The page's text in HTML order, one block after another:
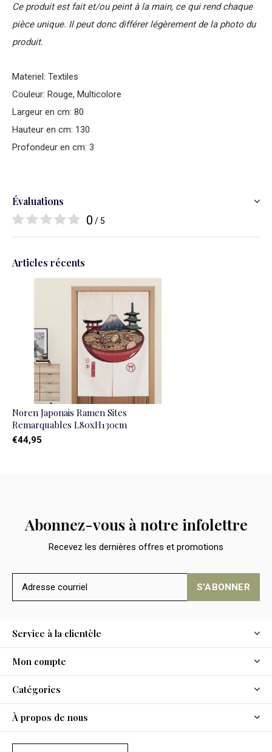
Ce produit est fait et/ou peint à la main, ce qui rend chaque
pièce unique. Il peut donc différer légèrement de la photo du
produit.
Materiel: Textiles
Couleur: Rouge, Multicolore
Largeur en cm: 80
Hauteur en cm: 130
Profondeur en cm: 3
Évaluations
0 / 5
Articles récents
Noren Japonais Ramen Sites
Remarquables L80xH130cm
€44,95
Abonnez-vous à notre infolettre
Recevez les dernières offres et promotions
S'ABONNER
Service à la clientèle
Mon compte
Catégories
À propos de nous